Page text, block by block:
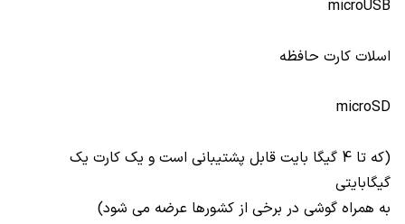
microUSB
اسلات کارت حافظه
microSD
(که تا 4 گیگا بایت قابل پشتیبانی است و یک کارت یک
گیگابایتی
به همراه گوشی در برخی از کشورها عرضه می شود)